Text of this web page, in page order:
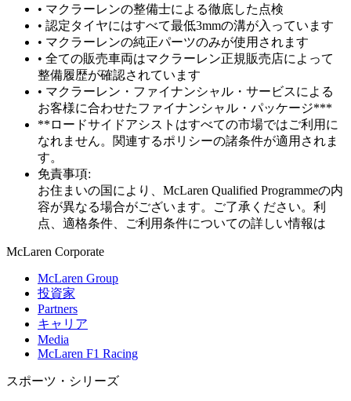
• マクラーレンの整備士による徹底した点検
• 認定タイヤにはすべて最低3mmの溝が入っています
• マクラーレンの純正パーツのみが使用されます
• 全ての販売車両はマクラーレン正規販売店によって
整備履歴が確認されています
• マクラーレン・ファイナンシャル・サービスによる
お客様に合わせたファイナンシャル・パッケージ***
**ロードサイドアシストはすべての市場ではご利用に
なれません。関連するポリシーの諸条件が適用されま
す。
免責事項:
お住まいの国により、McLaren Qualified Programmeの内
容が異なる場合がございます。ご了承ください。利
点、適格条件、ご利用条件についての詳しい情報は
McLaren Corporate
McLaren Group
投資家
Partners
キャリア
Media
McLaren F1 Racing
スポーツ・シリーズ